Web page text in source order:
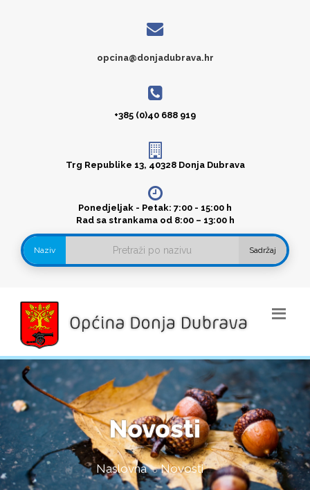
opcina@donjadubrava.hr
+385 (0)40 688 919
Trg Republike 13, 40328 Donja Dubrava
Ponedjeljak - Petak: 7:00 - 15:00 h
Rad sa strankama od 8:00 – 13:00 h
Naziv Sadržaj
Novosti
Naslovna Novosti